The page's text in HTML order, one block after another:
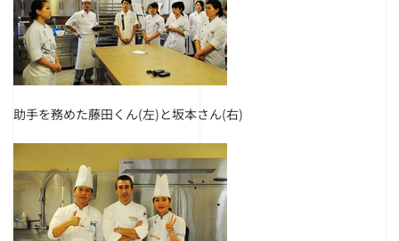
助手を務めた藤田くん(左)と坂本さん(右)